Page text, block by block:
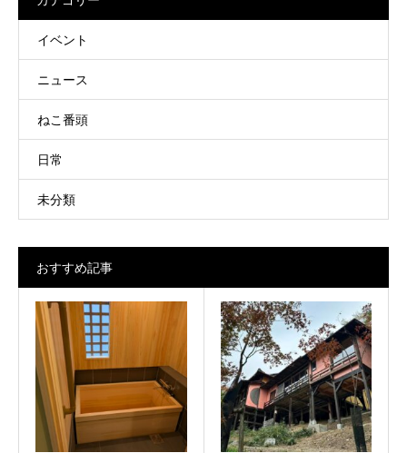
イベント
ニュース
ねこ番頭
日常
未分類
おすすめ記事